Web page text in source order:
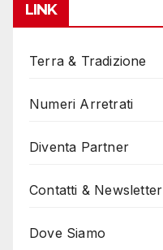
LINK
Terra & Tradizione
Numeri Arretrati
Diventa Partner
Contatti & Newsletter
Dove Siamo